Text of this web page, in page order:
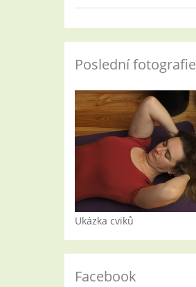
Poslední fotografie
Ukázka cviků
Facebook